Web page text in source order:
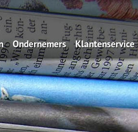
Ondernemers
Algemeen
Aansprakelijkheid
Uw zakelijke bezittingen
Klantenservice
Iets wijzigen?